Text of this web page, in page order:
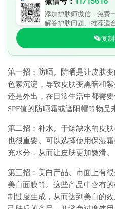
添加护肤师微信，免费
解答护肤问题、推荐适
复
第一招：防晒。防晒是让皮肤
色素沉淀，导致皮肤变黑暗和
还是外出，在日常生活中都需
SPF值的防晒霜或遮阳帽等物品
第二招：补水。干燥缺水的皮
也很重要。可以选择使用保湿
充水分，从而让皮肤更加嫩滑。
第三招：美白产品。市面上有
美白面膜等。这些产品中含有
制过度生成，从而达到美白的